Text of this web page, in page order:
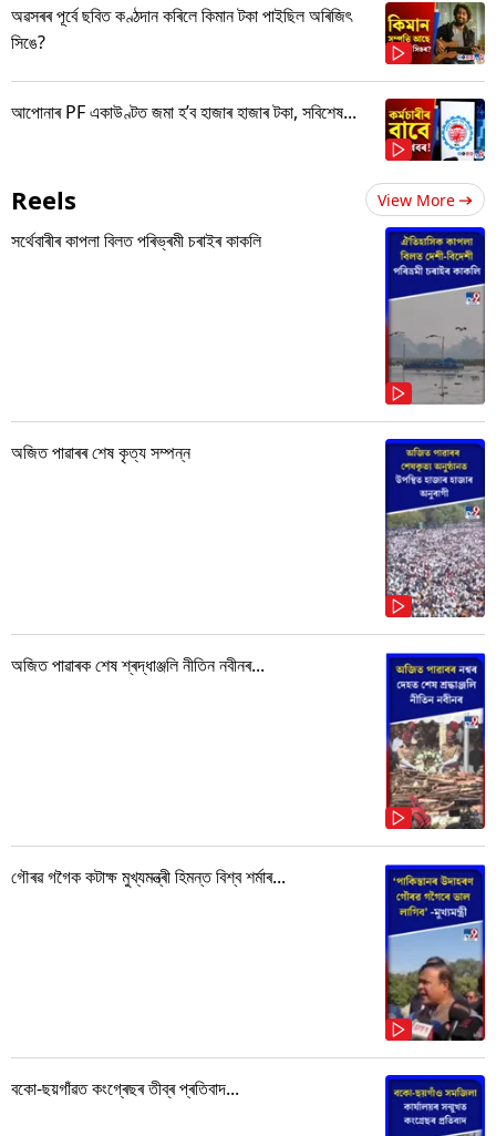
অৱসৰৰ পূৰ্বে ছবিত কণ্ঠদান কৰিলে কিমান টকা পাইছিল অৰিজিৎ
সিঙে?
আপোনাৰ PF একাউণ্টত জমা হ’ব হাজাৰ হাজাৰ টকা, সবিশেষ...
Reels View More
সৰ্থেবাৰীৰ কাপলা বিলত পৰিভ্ৰমী চৰাইৰ কাকলি
অজিত পাৱাৰৰ শেষ কৃত্য সম্পন্ন
অজিত পাৱাৰক শেষ শ্ৰদ্ধাঞ্জলি নীতিন নবীনৰ...
গৌৰৱ গগৈক কটাক্ষ মুখ্যমন্ত্ৰী হিমন্ত বিশ্ব শৰ্মাৰ...
বকো-ছয়গাঁৱত কংগ্ৰেছৰ তীব্ৰ প্ৰতিবাদ...